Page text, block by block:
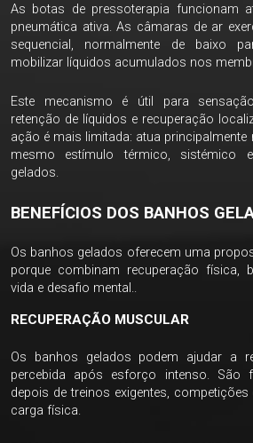
As botas de pressoterapia funcionam
pneumática ativa. As câmaras de ar
sequencial, normalmente de baixo
mobilizar líquidos acumulados nos
Este mecanismo é útil para
retenção de líquidos e recuperação
ação é mais limitada: atua
mesmo estímulo térmico, sistémico
gelados.
BENEFÍCIOS DOS BANHOS
Os banhos gelados oferecem uma
porque combinam recuperação física,
vida e desafio mental..
RECUPERAÇÃO MUSCULAR
Os banhos gelados podem ajudar a
percebida após esforço intenso. São
depois de treinos exigentes,
carga física.